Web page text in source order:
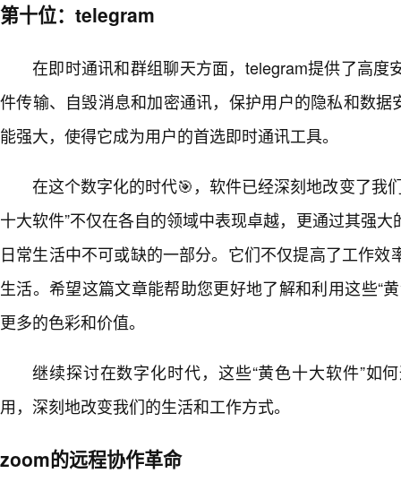
第十位：telegram
在即时通讯和群组聊天方面，telegram提供了高度
件传输、自毁消息和加密通讯，保护用户的隐私和数
能强大，使得它成为用户的首选即时通讯工具。
在这个数字化的时代🎯，软件已经深刻地改变了我
十大软件”不仅在各自的领域中表现卓越，更通过其强
日常生活中不可或缺的一部分。它们不仅提高了工作
生活。希望这篇文章能帮助您更好地了解和利用这些“
更多的色彩和价值。
继续探讨在数字化时代，这些“黄色十大软件”如
用，深刻地改变我们的生活和工作方式。
zoom的远程协作革命